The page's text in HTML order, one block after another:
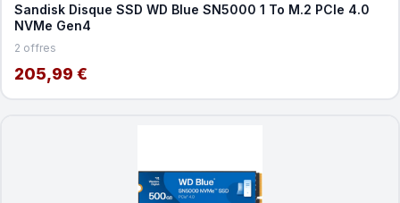
Sandisk Disque SSD WD Blue SN5000 1 To M.2 PCIe 4.0
NVMe Gen4
2 offres
205,99 €